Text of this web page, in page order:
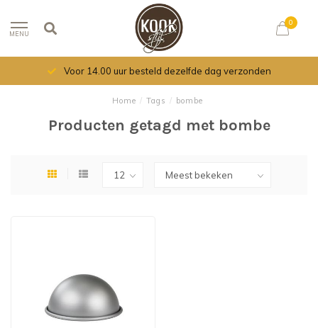
MENU
0
Voor 14.00 uur besteld dezelfde dag verzonden
Home / Tags / bombe
Producten getagd met bombe